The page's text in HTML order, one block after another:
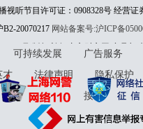
视听节目许可证：0908328号 经营证
违法和不良信息举报
jubao@eastmoney.com
20070217 网站备案号:沪ICP备
号版权所有:东方财富网意见与
可持续发展 广告服务
才 法律声明 隐私保护
接